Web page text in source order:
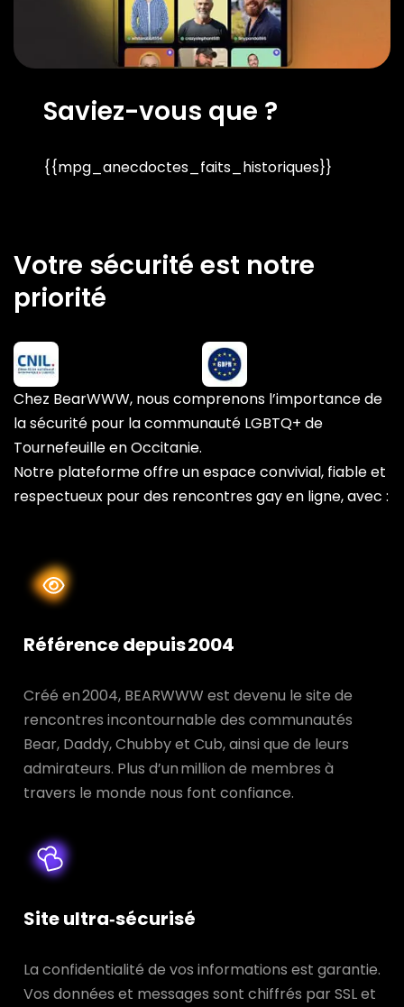
Saviez-vous que ?
{{mpg_anecdoctes_faits_historiques}}
Votre sécurité est notre
priorité
Chez BearWWW, nous comprenons l’importance de
la sécurité pour la communauté LGBTQ+ de
Tournefeuille en Occitanie.
Notre plateforme offre un espace convivial, fiable et
respectueux pour des rencontres gay en ligne, avec :
Référence depuis 2004
Créé en 2004, BEARWWW est devenu le site de
rencontres incontournable des communautés
Bear, Daddy, Chubby et Cub, ainsi que de leurs
admirateurs. Plus d’un million de membres à
travers le monde nous font confiance.
Site ultra‑sécurisé
La confidentialité de vos informations est garantie.
Vos données et messages sont chiffrés par SSL et